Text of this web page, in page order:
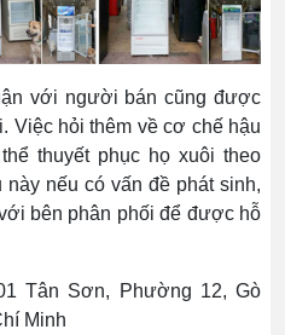
với người bán cũng được
Việc hỏi thêm về cơ chế hậu
thuyết phục họ xuôi theo
này nếu có vấn đề phát sinh,
bên phân phối để được hỗ
Tân Sơn, Phường 12, Gò
Minh